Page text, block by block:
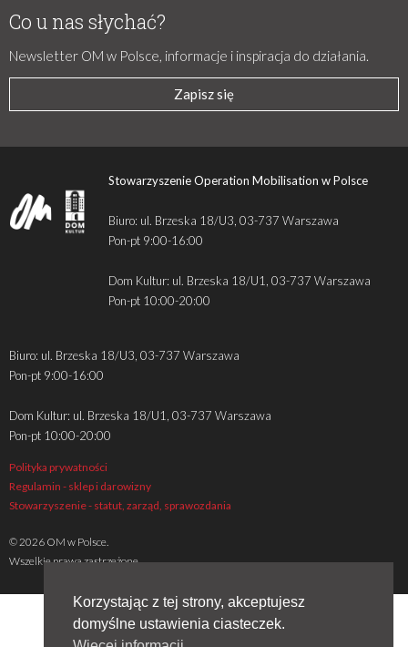
Co u nas słychać?
Newsletter OM w Polsce, informacje i inspiracja do działania.
Zapisz się
Stowarzyszenie Operation Mobilisation w Polsce
Biuro: ul. Brzeska 18/U3, 03-737 Warszawa
Pon-pt 9:00-16:00
Dom Kultur: ul. Brzeska 18/U1, 03-737 Warszawa
Pon-pt 10:00-20:00
Biuro: ul. Brzeska 18/U3, 03-737 Warszawa
Pon-pt 9:00-16:00
Dom Kultur: ul. Brzeska 18/U1, 03-737 Warszawa
Pon-pt 10:00-20:00
Polityka prywatności
Regulamin - sklep i darowizny
Stowarzyszenie - statut, zarząd, sprawozdania
© 2026 OM w Polsce.
Wszelkie prawa zastrzeżone
Korzystając z tej strony, akceptujesz
domyślne ustawienia ciasteczek.